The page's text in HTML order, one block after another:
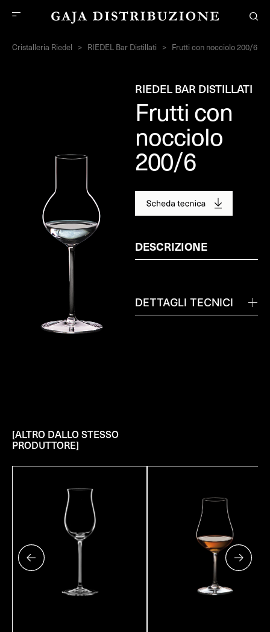
Cristalleria Riedel > RIEDEL Bar Distillati > Frutti con nocciolo 200/6
RIEDEL BAR DISTILLATI
Frutti con
nocciolo
200/6
DESCRIZIONE
DETTAGLI TECNICI
[ALTRO DALLO STESSO
PRODUTTORE]